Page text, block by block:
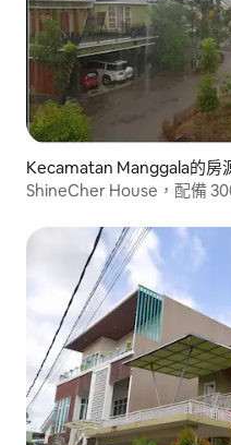
Kecamatan Manggala的房
ShineCher House，配備